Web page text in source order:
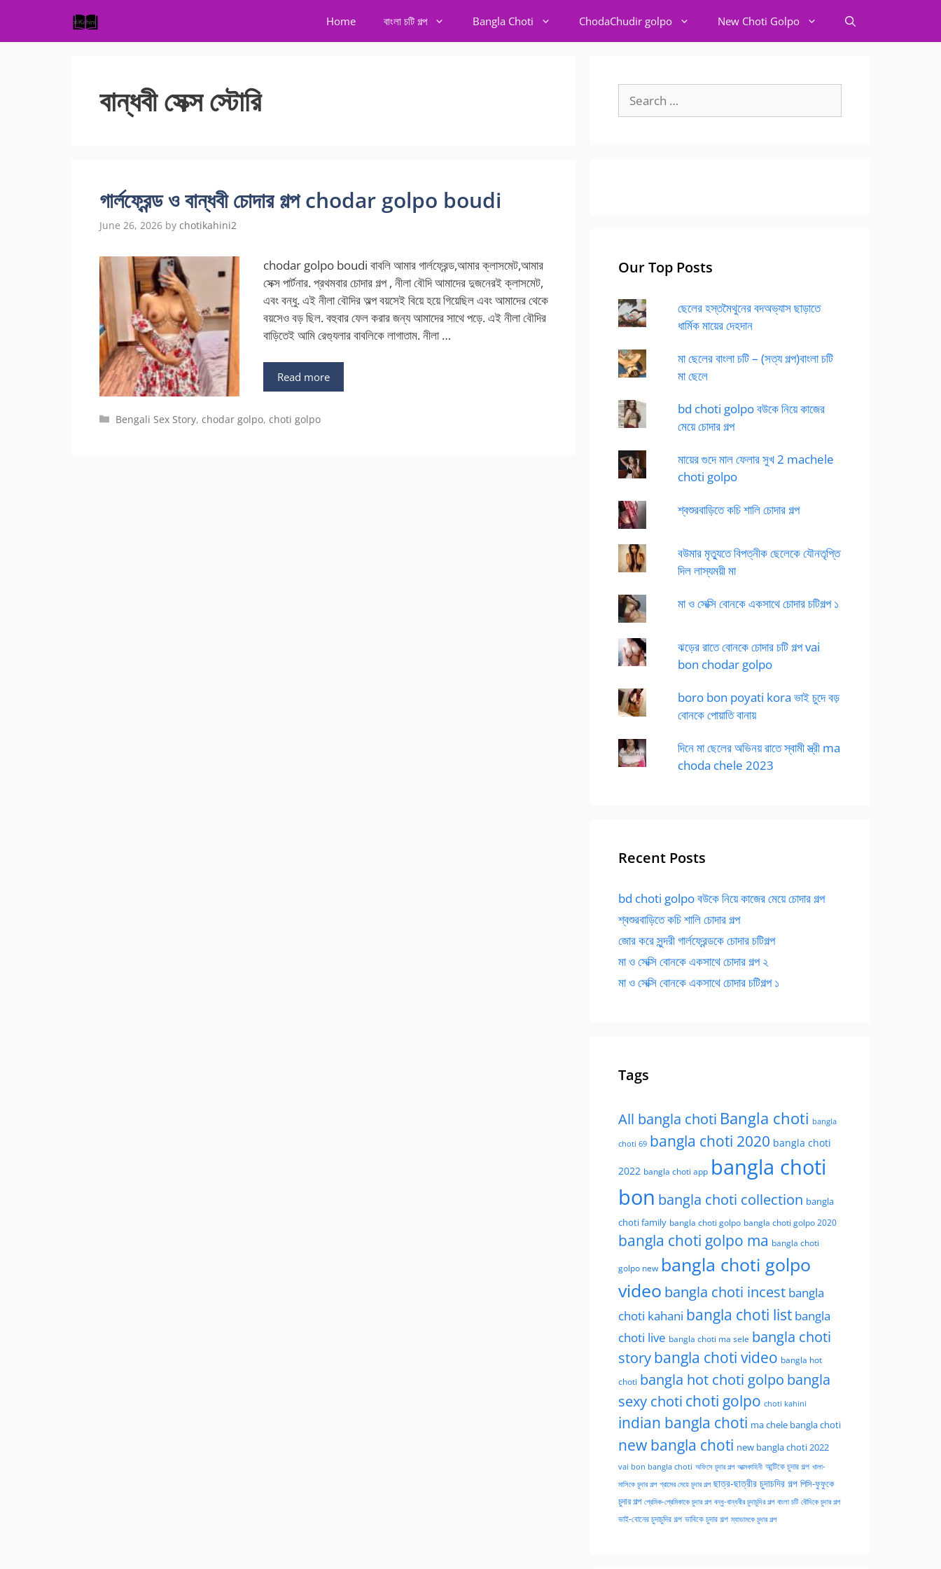
content
Home বাংলা চটি গল্প Bangla Choti ChodaChudir golpo New Choti Golpo
বান্ধবী সেক্স স্টোরি
গার্লফ্রেন্ড ও বান্ধবী চোদার গল্প chodar golpo boudi
June 26, 2026 by chotikahini2
chodar golpo boudi বাবলি আমার গার্লফ্রেন্ড,আমার ক্লাসমেট,আমার
সেক্স পার্টনার. প্রথমবার চোদার গল্প , নীলা বৌদি আমাদের দুজনেরই ক্লাসমেট,
এবং বন্ধু. এই নীলা বৌদির অল্প বয়সেই বিয়ে হয়ে গিয়েছিল এবং আমাদের থেকে
বয়সেও বড় ছিল. বহুবার ফেল করার জন্য আমাদের সাথে পড়ে. এই নীলা বৌদির
বাড়িতেই আমি রেগ্যুলার বাবলিকে লাগাতাম. নীলা …
Read more
Categories
Bengali Sex Story,chodar golpo,choti golpo
for:
Our Top Posts
ছেলের হস্তমৈথুনের বদঅভ্যাস ছাড়াতে
ধার্মিক মায়ের দেহদান
মা ছেলের বাংলা চটি – (সত্য গল্প)বাংলা চটি
মা ছেলে
bd choti golpo বউকে নিয়ে কাজের
মেয়ে চোদার গল্প
মায়ের গুদে মাল ফেলার সুখ 2 machele
choti golpo
শ্বশুরবাড়িতে কচি শালি চোদার গল্প
বউমার মৃত্যুতে বিপত্নীক ছেলেকে যৌনতৃপ্তি
দিল লাস্যময়ী মা
মা ও সেক্সি বোনকে একসাথে চোদার চটিগল্প ১
ঝড়ের রাতে বোনকে চোদার চটি গল্প vai
bon chodar golpo
boro bon poyati kora ভাই চুদে বড়
বোনকে পোয়াতি বানায়
দিনে মা ছেলের অভিনয় রাতে স্বামী স্ত্রী ma
choda chele 2023
Recent Posts
bd choti golpo বউকে নিয়ে কাজের মেয়ে চোদার গল্প
শ্বশুরবাড়িতে কচি শালি চোদার গল্প
জোর করে সুন্দরী গার্লফ্রেন্ডকে চোদার চটিগল্প
মা ও সেক্সি বোনকে একসাথে চোদার গল্প ২
মা ও সেক্সি বোনকে একসাথে চোদার চটিগল্প ১
Tags
All bangla choti Bangla choti bangla
choti 69 bangla choti 2020 bangla choti
2022 bangla choti app bangla choti
bon bangla choti collection bangla
choti family bangla choti golpo bangla choti golpo 2020
bangla choti golpo ma bangla choti
golpo new bangla choti golpo
video bangla choti incest bangla
choti kahani bangla choti list bangla
choti live bangla choti ma sele bangla choti
storybangla choti video bangla hot
choti bangla hot choti golpo bangla
sexy choti choti golpo choti kahini
indian bangla choti ma chele bangla choti
new bangla choti new bangla choti 2022
vai bon bangla choti অফিসে চুদার গল্প আত্মকাহিনী আন্টিকে চুদার গল্প খালা-
মাসিকে চুদার গল্প গ্রামের মেয়ে চুদার গল্প ছাত্র-ছাত্রীর চুদাচদির গল্প পিসি-ফুফুকে
চুদার গল্প প্রেমিক-প্রেমিকাকে চুদার গল্প বন্ধু-বান্ধবীর চুদাচুদির গল্প বাংলা চটি বৌদিকে চুদার গল্প
ভাই-বোনের চুদাচুদির গল্প ভাবিকে চুদার গল্প ম্যাডামকে চুদার গল্প